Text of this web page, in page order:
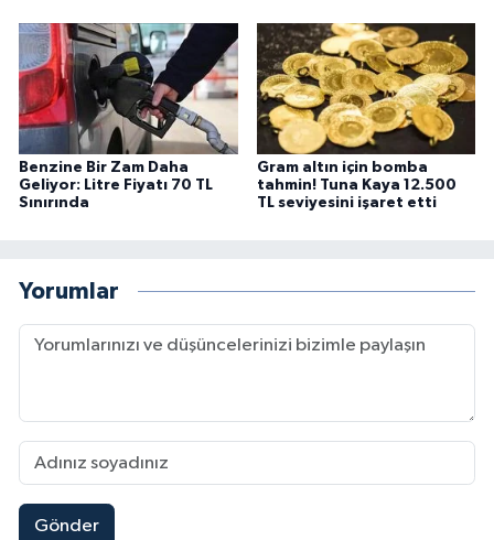
Benzine Bir Zam Daha
Geliyor: Litre Fiyatı 70 TL
Sınırında
Gram altın için bomba
tahmin! Tuna Kaya 12.500
TL seviyesini işaret etti
Yorumlar
Gönder